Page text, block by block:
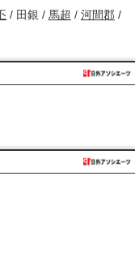
/ 田銀 / 馬超 / 河間郡 /